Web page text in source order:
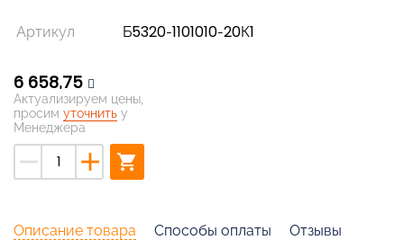
Артикул Б5320-1101010-20К1
6 658,75
Актуализируем цены,
просим уточнить у
Менеджера
remove add shopping_cart
Описание товара Способы оплаты
Отзывы